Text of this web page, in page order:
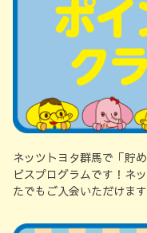
ネッツトヨタ群馬で「貯
ビスプログラムです！ネ
たでもご入会いただけま